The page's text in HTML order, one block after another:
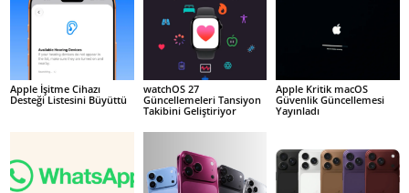
Apple İşitme Cihazı
Desteği Listesini Büyüttü
watchOS 27
Güncellemeleri Tansiyon
Takibini Geliştiriyor
Apple Kritik macOS
Güvenlik Güncellemesi
Yayınladı